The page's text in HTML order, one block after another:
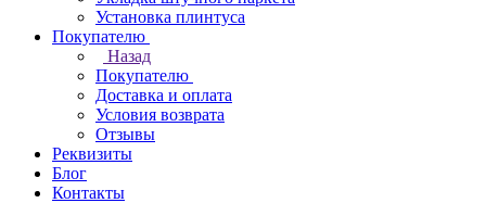
Установка плинтуса
Покупателю
Назад
Покупателю
Доставка и оплата
Условия возврата
Отзывы
Реквизиты
Блог
Контакты